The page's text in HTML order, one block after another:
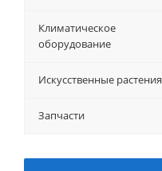
Климатическое
оборудование
Искусственные растения
Запчасти